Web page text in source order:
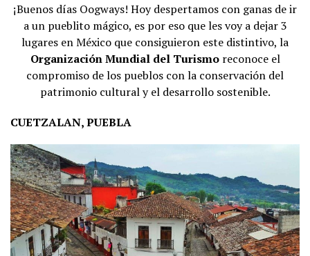
¡Buenos días Oogways! Hoy despertamos con ganas de ir
a un pueblito mágico, es por eso que les voy a dejar 3
lugares en México que consiguieron este distintivo, la
Organización Mundial del Turismoreconoce el
compromiso de los pueblos con la conservación del
patrimonio cultural y el desarrollo sostenible.
CUETZALAN, PUEBLA